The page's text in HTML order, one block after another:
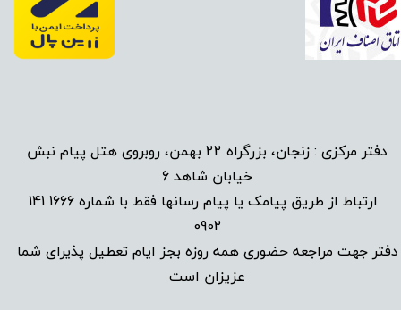
دفتر مرکزی : زنجان، بزرگراه 22 بهمن، روبروی هتل پیام نبش
خیابان شاهد 6
ارتباط از طریق پیامک یا پیام رسانها فقط با شماره
1666 141
0902
دفتر جهت مراجعه حضوری همه روزه بجز ایام تعطیل پذیرای شما
عزیزان است​​​​​​​